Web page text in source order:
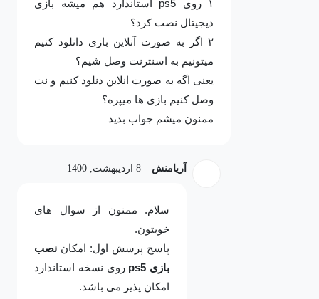
۱ روی ps5 استاندارد هم میشه بازی
دیجیتال نصب کرد؟
۲ اگر به صورت آنلاین بازی دانلود کنیم
میتونیم به اسنترنت وصل شیم؟
یعنی اگه به صورت انلاین دنلود کنیم و نت
وصل کنیم بازی ها میپره؟
ممنون میشم جواب بدید
آریامنش – 8 اردیبهشت, 1400
سلام. ممنون از سوال های
خوبتون.
پاسخ پرسش اول: امکان نصب
بازی ps5
روی نسخه استاندارد
امکان پذیر می باشد.